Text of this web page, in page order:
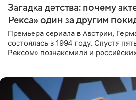
Загадка детства: почему
Рекса» один за другим
Премьера сериала в Австрии,
состоялась в 1994 году. Спустя
Рексом» познакомили и